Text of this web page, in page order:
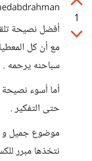
1
أفضل نصيحة
مع أن كل
سباحنه يرحمه .
أما أسوء
حتى التفكير .
موضوع جميل و
نتخذها مبرر